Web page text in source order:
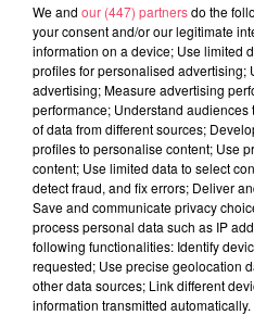
29 juillet 2026
SEGRÉ. ATTAQUE À L'ARME
LE...
We and our (447) partnersdo the
your consent and/or our legitimate
information on a device; Use limited
profiles for personalised advertising;
advertising; Measure advertising
performance; Understand
of data from different sources;
profiles to personalise content; Use
content; Use limited data to select
detect fraud, and fix errors; Deliver
Save and communicate privacy
process personal data such as IP
following functionalities: Identify
requested; Use precise geolocation
other data sources; Link different
information transmitted automatically.